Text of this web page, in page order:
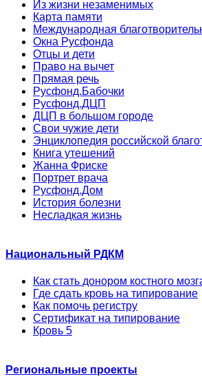
Из жизни незаменимых
Карта памяти
Международная
Окна Русфонда
Отцы и дети
Право на вычет
Прямая речь
Русфонд.Бабочки
Русфонд.ДЦП
ДЦП в большом городе
Свои чужие дети
Энциклопедия российской
Книга утешений
Жанна Фриске
Портрет врача
Русфонд.Дом
История болезни
Несладкая жизнь
Национальный РДКМ
Как стать донором костного
Где сдать кровь на типирование
Как помочь регистру
Сертификат на типирование
Кровь 5
Региональные проекты